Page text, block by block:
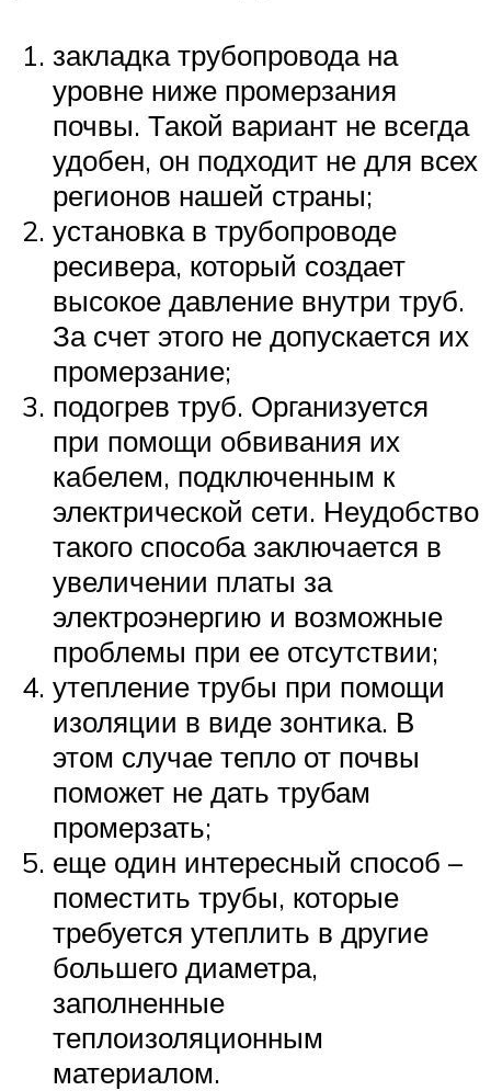
закладка трубопровода на
уровне ниже промерзания
почвы. Такой вариант не всегда
удобен, он подходит не для всех
регионов нашей страны;
установка в трубопроводе
ресивера, который создает
высокое давление внутри труб.
За счет этого не допускается их
промерзание;
подогрев труб. Организуется
при помощи обвивания их
кабелем, подключенным к
электрической сети. Неудобство
такого способа заключается в
увеличении платы за
электроэнергию и возможные
проблемы при ее отсутствии;
утепление трубы при помощи
изоляции в виде зонтика. В
этом случае тепло от почвы
поможет не дать трубам
промерзать;
еще один интересный способ –
поместить трубы, которые
требуется утеплить в другие
большего диаметра,
заполненные
теплоизоляционным
материалом.